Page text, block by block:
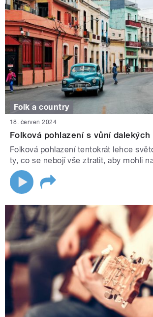
Folk a country
18. červen 2024
Folková pohlazení s vůní dalekých
Folková pohlazení tentokrát lehce
ty, co se nebojí vše ztratit, aby mohli